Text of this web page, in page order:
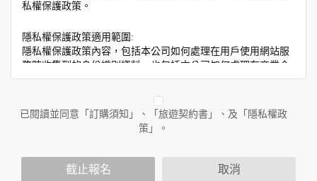
私權保護政策。
隱私權保護政策適用範圍:
隱私權保護政策內容，包括本公司如何處理在用戶使用網站服
務時收集到的身份識別資料，也包括本公司如何處理在商業合
作與本公司合作時分享的任何身份識別資料。隱私權保護政策
人員。例如您透過本公司旗下網站上的廣告廠商連結，這些置
放連結的廠商也可能蒐集您個人的資料。對於您主動提供的個
人資訊，這些廣告廠商或連結網站有其個別的隱私權保護政
您個人在本網站上的聊天室或討論區中任意公開個人資料的行
已閱讀並同意「訂購須知」、「旅遊契約書」、及「隱私權政
策」。
截止報名 取消